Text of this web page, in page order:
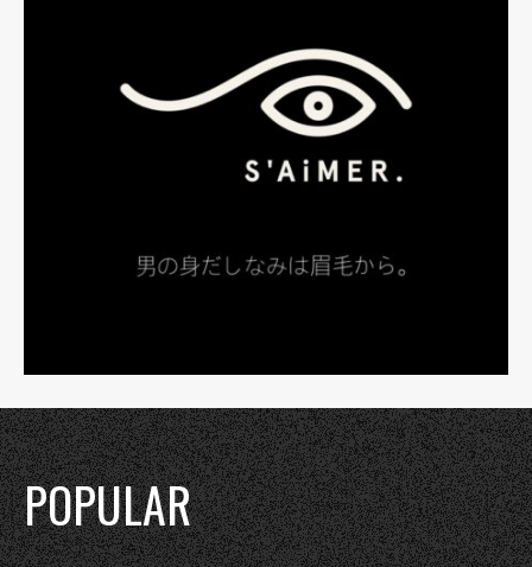
POPULAR